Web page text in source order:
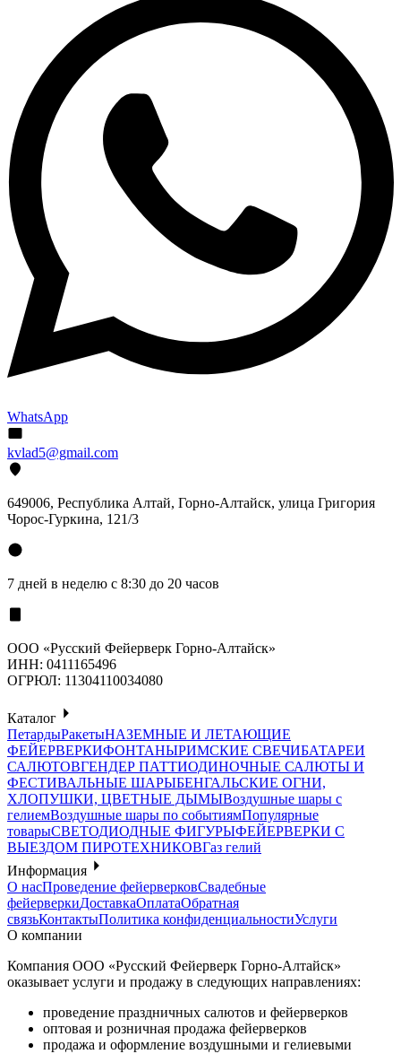
WhatsApp
kvlad5@gmail.com
649006, Республика Алтай, Горно-Алтайск, улица Григория
Чорос-Гуркина, 121/3
7 дней в неделю с 8:30 до 20 часов
ООО «Русский Фейерверк Горно-Алтайск»
ИНН: 0411165496
ОГРЮЛ: 11304110034080
Каталог
ПетардыРакетыНАЗЕМНЫЕ И ЛЕТАЮЩИЕ
ФЕЙЕРВЕРКИФОНТАНЫРИМСКИЕ СВЕЧИБАТАРЕИ
САЛЮТОВГЕНДЕР ПАТТИОДИНОЧНЫЕ САЛЮТЫ И
ФЕСТИВАЛЬНЫЕ ШАРЫБЕНГАЛЬСКИЕ ОГНИ,
ХЛОПУШКИ, ЦВЕТНЫЕ ДЫМЫВоздушные шары с
гелиемВоздушные шары по событиямПопулярные
товарыСВЕТОДИОДНЫЕ ФИГУРЫФЕЙЕРВЕРКИ С
ВЫЕЗДОМ ПИРОТЕХНИКОВГаз гелий
Информация
О насПроведение фейерверковСвадебные
фейерверкиДоставкаОплатаОбратная
связьКонтактыПолитика конфиденциальностиУслуги
О компании
Компания ООО «Русский Фейерверк Горно-Алтайск»
оказывает услуги и продажу в следующих направлениях:
проведение праздничных салютов и фейерверков
оптовая и розничная продажа фейерверков
продажа и оформление воздушными и гелиевыми